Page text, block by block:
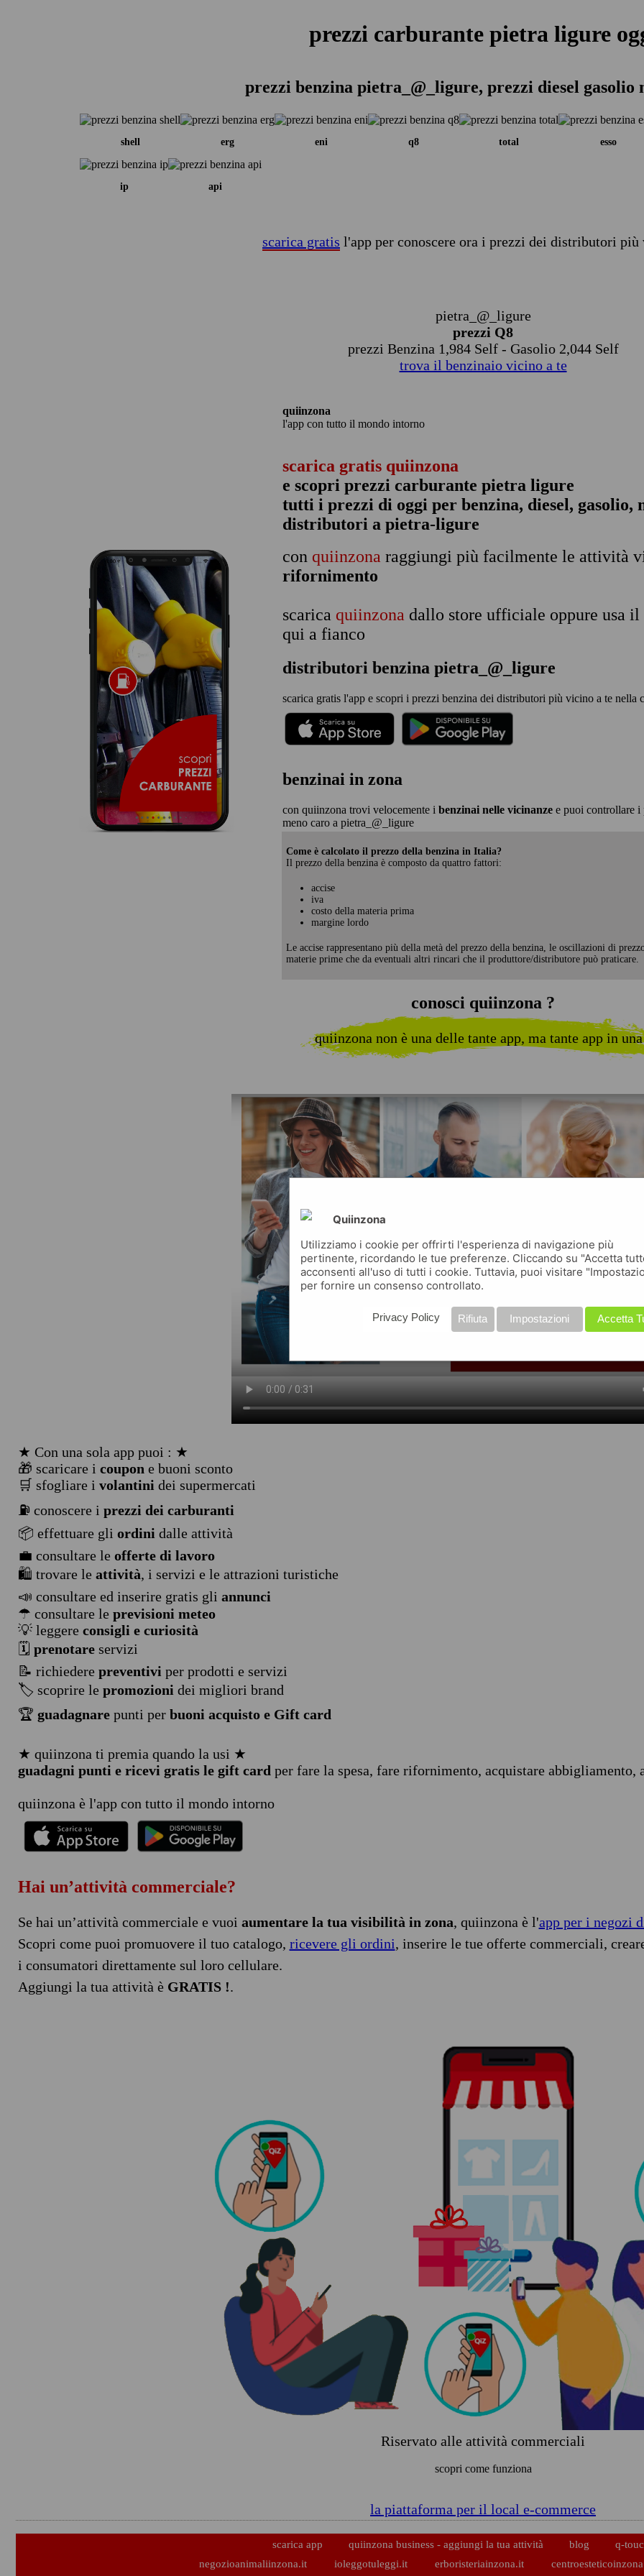
prezzi carburante pietra ligure
prezzi benzina pietra_@_ligure, prezzi diesel gasolio
shell erg eni q8 total esso
ip api
scarica gratis l'app per conoscere ora i prezzi dei distributori più
pietra_@_ligure
prezzi Q8
prezzi Benzina 1,984 Self - Gasolio 2,044 Self
trova il benzinaio vicino a te
quiinzona
l'app con tutto il mondo intorno
scarica gratis quiinzona
e scopri prezzi carburante pietra ligure
tutti i prezzi di oggi per benzina, diesel, gasolio,
distributori a pietra-ligure
con quiinzona raggiungi più facilmente le attività
rifornimento
scarica quiinzona dallo store ufficiale oppure usa il
qui a fianco
distributori benzina pietra_@_ligure
scarica gratis l'app e scopri i prezzi benzina dei distributori più vicino a te nella
benzinai in zona
con quiinzona trovi velocemente i benzinai nelle vicinanze e puoi controllare i
meno caro a pietra_@_ligure
Come è calcolato il prezzo della benzina in Italia?
Il prezzo della benzina è composto da quattro fattori:
accise
iva
costo della materia prima
margine lordo
Le accise rappresentano più della metà del prezzo della benzina, le oscillazioni di
materie prime che da eventuali altri rincari che il produttore/distributore può praticare.
conosci quiinzona ?
quiinzona non è una delle tante app, ma tante app in
★ Con una sola app puoi : ★
🎁 scaricare i coupon e buoni sconto
🛒 sfogliare i volantini dei supermercati
⛽ conoscere i prezzi dei carburanti
📦 effettuare gli ordini dalle attività
💼 consultare le offerte di lavoro
🛍️ trovare le attività, i servizi e le attrazioni turistiche
📣 consultare ed inserire gratis gli annunci
☂ consultare le previsioni meteo
💡 leggere consigli e curiosità
🗓️ prenotareservizi
📝 richiedere preventivi per prodotti e servizi
🏷️ scoprire le promozioni dei migliori brand
🏆 guadagnarepunti per buoni acquisto e Gift card
★ quiinzona ti premia quando la usi ★
guadagni punti e ricevi gratis le gift card per fare la spesa, fare rifornimento, acquistare abbigliamento,
quiinzona è l'app con tutto il mondo intorno
Hai un’attività commerciale?
Se hai un’attività commerciale e vuoi aumentare la tua visibilità in zona, quiinzona è l'app per i negozi
Scopri come puoi promuovere il tuo catalogo, ricevere gli ordini, inserire le tue offerte commerciali,
i consumatori direttamente sul loro cellulare.
Aggiungi la tua attività è GRATIS !.
Riservato alle attività commerciali
scopri come funziona
la piattaforma per il local e-commerce
scarica app quiinzona business - aggiungi la tua attività blog
q-
negozioanimaliinzona.it
ioleggotuleggi.it erboristeriainzona.it
Quiinzona
Utilizziamo i cookie per offrirti l'esperienza di navigazione più
pertinente, ricordando le tue preferenze. Cliccando su "Accetta
acconsenti all'uso di tutti i cookie. Tuttavia, puoi visitare
per fornire un consenso controllato.
Accetta
Impostazioni
Rifiuta
Privacy Policy